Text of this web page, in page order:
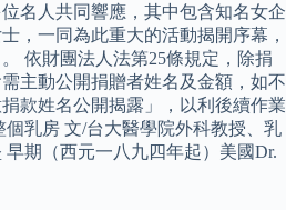
名人共同響應，其中包含知名女企
，一同為此重大的活動揭開序幕，
依財團法人法第25條規定，除捐
主動公開捐贈者姓名及金額，如不
款姓名公開揭露」，以利後續作業
乳房 文/台大醫學院外科教授、乳
期（西元一八九四年起）美國Dr.